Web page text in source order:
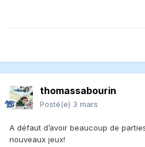
thomassabourin
Posté(e) 3 mars
A défaut d’avoir beaucoup de
nouveaux jeux!